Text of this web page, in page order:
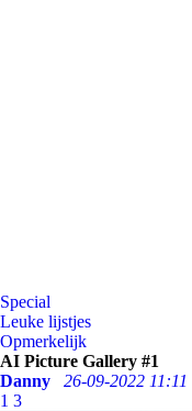
Special
Leuke lijstjes
Opmerkelijk
AI Picture Gallery #1
Danny
26-09-2022 11:11
1 3